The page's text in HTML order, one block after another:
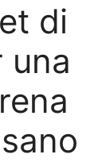
di
una